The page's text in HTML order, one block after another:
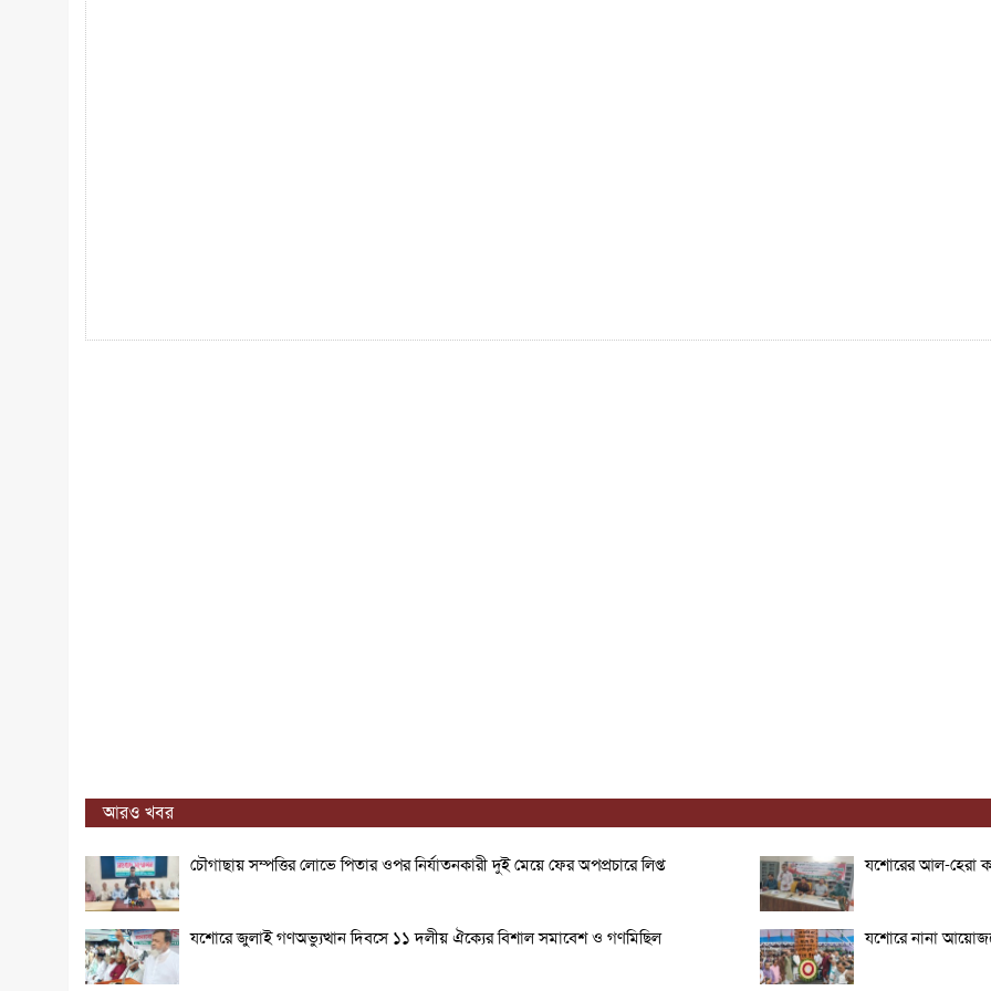
আরও খবর
চৌগাছায় সম্পত্তির লোভে পিতার ওপর নির্যাতনকারী দুই মেয়ে ফের অপপ্রচারে লিপ্ত
যশোরে জুলাই গণঅভ্যুত্থান দিবসে ১১ দলীয় ঐক্যের বিশাল সমাবেশ ও গণমিছিল
যশোরের আল-হেরা
যশোরে নানা